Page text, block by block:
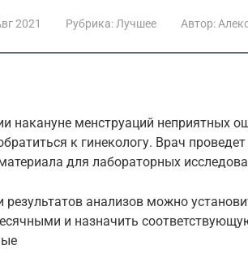
2021 Рубрика: Лучшее Автор:
накануне менструаций неприятных
к гинекологу. Врач
для лабораторных
результатов анализов можно
и назначить